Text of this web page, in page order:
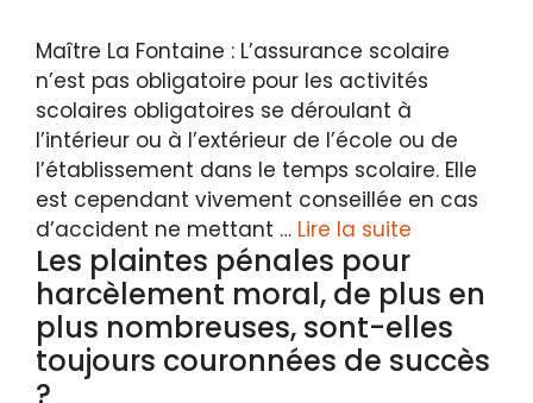
Maître La Fontaine : L’assurance scolaire
n’est pas obligatoire pour les activités
scolaires obligatoires se déroulant à
l’intérieur ou à l’extérieur de l’école ou de
l’établissement dans le temps scolaire. Elle
est cependant vivement conseillée en cas
d’accident ne mettant … Lire la suite
Les plaintes pénales pour
harcèlement moral, de plus en
plus nombreuses, sont-elles
toujours couronnées de succès
?